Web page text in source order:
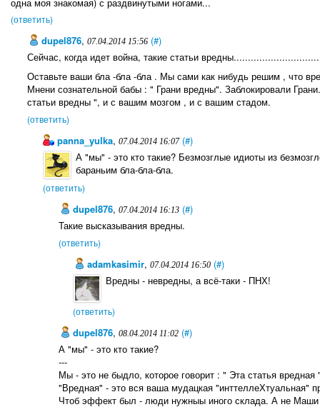
(ответить)
dupel876, 07.04.2014 15:56 (#)
Сейчас, когда идет война, такие статьи
Оставьте ваши бла -бла -бла . Мы сами как нибудь решим , что
Мнени сознательной бабы : " Грани вредны". Заблокировали
статьи вредны ", и с вашим мозгом , и с вашим стадом.
(ответить)
panna_yulka,07.04.2014 16:07 (#)
А "мы" - это кто такие? Безмозглые идиоты из
бараньим бла-бла-бла.
(ответить)
dupel876, 07.04.2014 16:13 (#)
Такие высказывания вредны.
(ответить)
adamkasimir,07.04.2014 16:50 (#)
Вредны - невредны, а всё-таки - ПНХ!
(ответить)
dupel876, 08.04.2014 11:02 (#)
А "мы" - это кто такие?
---
Мы - это не быдло, которое говорит : " Эта статья вредная
"Вредная" - это вся ваша мудацкая "инттеллеХтуальная"
Чтоб эффект был - люди нужныы иного склада. А не